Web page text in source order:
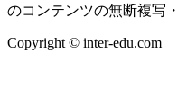
のコンテンツの無断複写
Copyright © inter-edu.com